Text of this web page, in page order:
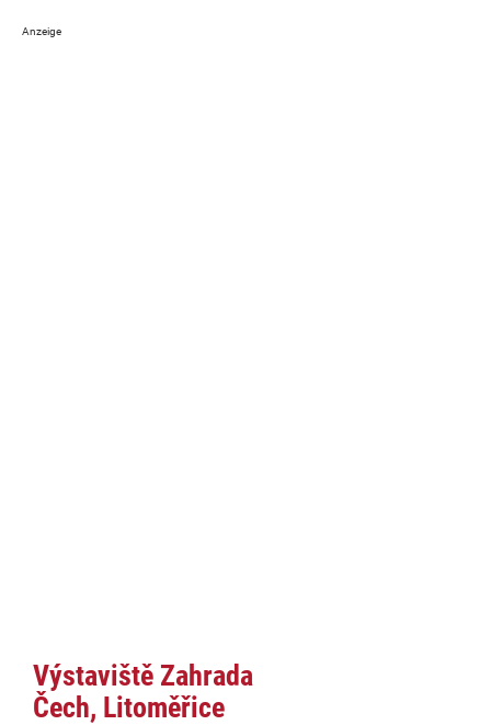
Výstaviště Zahrada
Čech, Litoměřice